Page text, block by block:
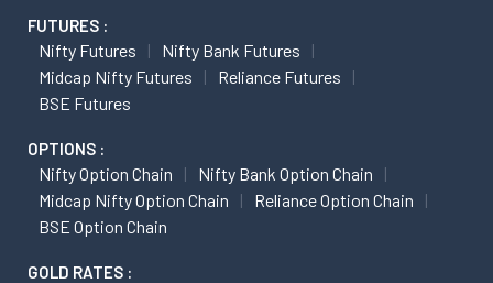
FUTURES :
Nifty Futures
Nifty Bank Futures
Midcap Nifty Futures
Reliance Futures
BSE Futures
OPTIONS :
Nifty Option Chain
Nifty Bank Option Chain
Midcap Nifty Option Chain
Reliance Option Chain
BSE Option Chain
GOLD RATES :